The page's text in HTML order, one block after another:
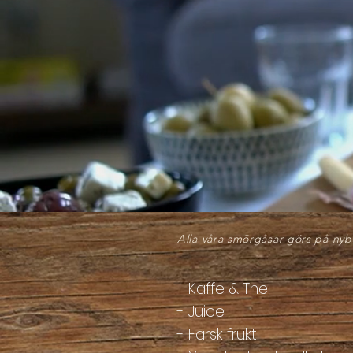
Nyvalls
Alla våra smörgåsar görs på
- Kaffe & The'
- Juice
- Färsk frukt